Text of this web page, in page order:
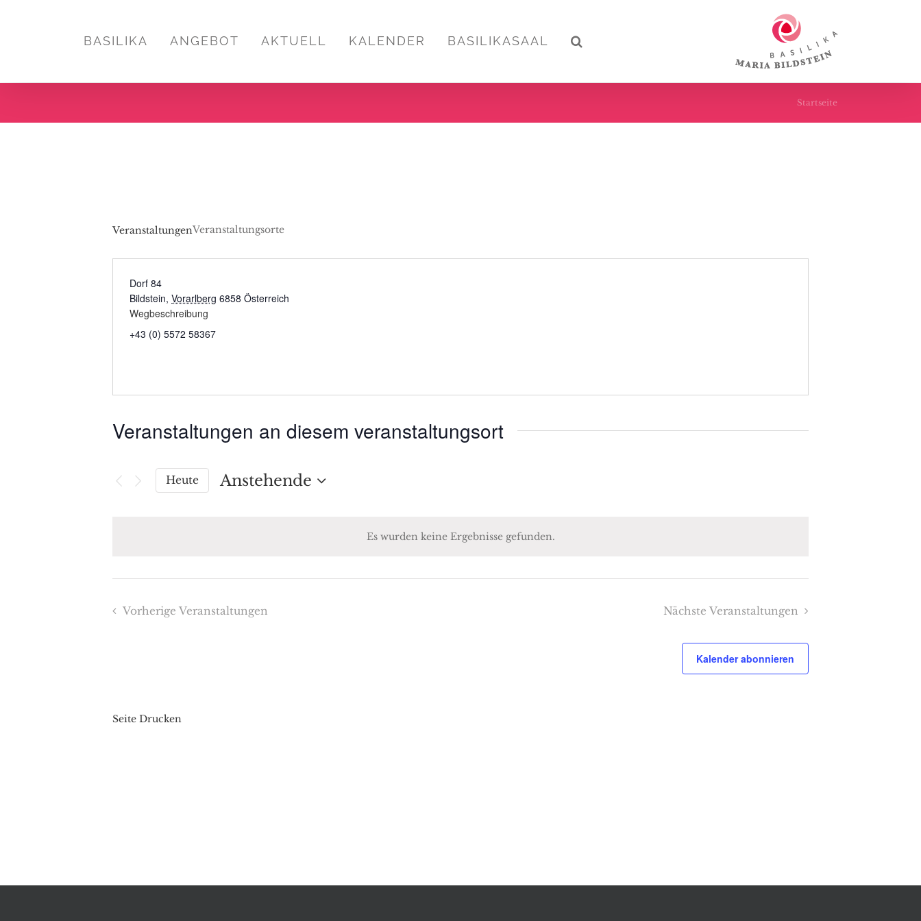
BASILIKA ANGEBOT AKTUELL KALENDER BASILIKASAAL
Startseite
Es wurden keine Ergebnisse gefunden.
VeranstaltungenVeranstaltungsorte
Dorf 84
Bildstein, Vorarlberg 6858 Österreich
Wegbeschreibung
+43 (0) 5572 58367
Veranstaltungen an diesem veranstaltungsort
Heute
Anstehende
VorherigeVeranstaltungen Nächste Veranstaltungen
Kalender abonnieren
Seite Drucken